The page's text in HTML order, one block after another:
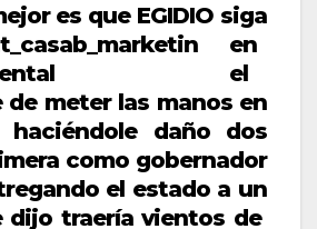
es que EGIDIO siga
en
el
de meter las manos en
haciéndole daño dos
como gobernador
el estado a un
dijo traería vientos de